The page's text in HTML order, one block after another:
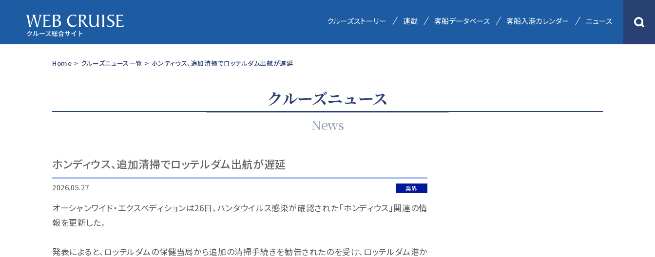
クルーズストーリー 連載 客船データベース 客船入港カレンダー ニュース
Home > クルーズニュース一覧 > ホンディウス、追加清掃でロッテルダム出航が遅延
クルーズニュース
News
ホンディウス、追加清掃でロッテルダム出航が遅延
2026.05.27 業界
オーシャンワイド・エクスペディションは26日、ハンタウイルス感染が確認された「ホンディウス」関連の情
報を更新した。
発表によると、ロッテルダムの保健当局から追加の清掃手続きを勧告されたのを受け、ロッテルダム港か